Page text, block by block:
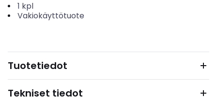
1 kpl
Vakiokäyttötuote
Tuotetiedot
Tekniset tiedot